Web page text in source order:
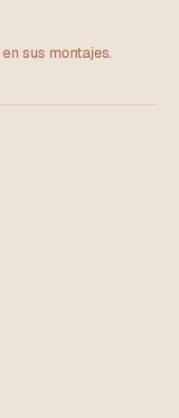
sus montajes.